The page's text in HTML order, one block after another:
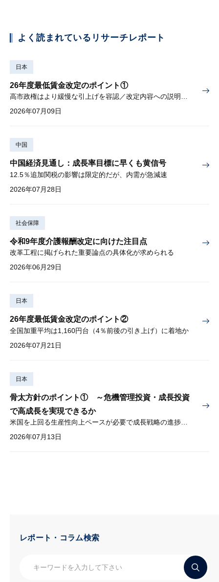
よく読まれているリサーチレポート
日本
26年度最低賃金改定のポイント①
高市政権はより緩慢な引上げを容認／改定内容への説明責任が焦点
2026年07月09日
中国
中国経済見通し：成長率目標に早くも黄信号
12.5％追加関税の影響は限定的だが、内需が急減速
2026年07月28日
社会保障
令和9年度介護報酬改定に向けた注目点
改革工程に掲げられた重要論点の具体化が求められる
2026年06月29日
日本
26年度最低賃金改定のポイント②
全国加重平均は1,160円台（4％前後の引き上げ）に着地か
2026年07月21日
日本
骨太方針のポイント① ～危機管理投資・成長投資
で高成長を実現できるか
米国を上回る生産性向上ペースが必要で成長戦略の進捗管理も課題
2026年07月13日
レポート・コラム検索